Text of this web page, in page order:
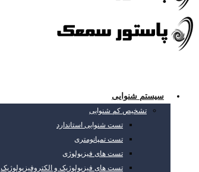
سیستم شنوایی
تشخیص کم شنوایی
تست شنوایی استاندارد
تست تمپانومتری
تست های فیزیولوژی
تست های فیزیولوژیک و الکتروفیزیولوژیک